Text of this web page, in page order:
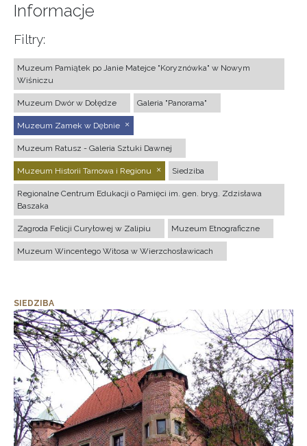
Informacje
Filtry:
Muzeum Pamiątek po Janie Matejce "Koryznówka" w Nowym
Wiśniczu
Muzeum Dwór w Dołędze Galeria "Panorama"
Muzeum Zamek w Dębnie
Muzeum Ratusz - Galeria Sztuki Dawnej
Muzeum Historii Tarnowa i Regionu Siedziba
Regionalne Centrum Edukacji o Pamięci im. gen. bryg. Zdzisława
Baszaka
Zagroda Felicji Curyłowej w Zalipiu Muzeum Etnograficzne
Muzeum Wincentego Witosa w Wierzchosławicach
SIEDZIBA